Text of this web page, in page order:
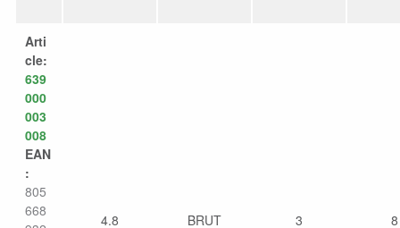
Arti
cle:
639
000
003
008
EAN
:
805
668
4.8 BRUT 3 8